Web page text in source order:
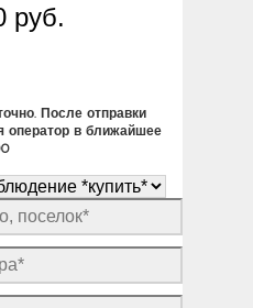
руб.
После отправки
оператор в ближайшее